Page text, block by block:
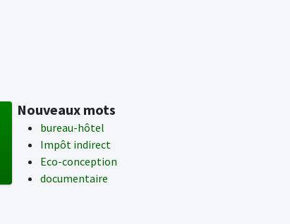
Nouveaux mots
bureau-hôtel
Impôt indirect
Eco-conception
documentaire